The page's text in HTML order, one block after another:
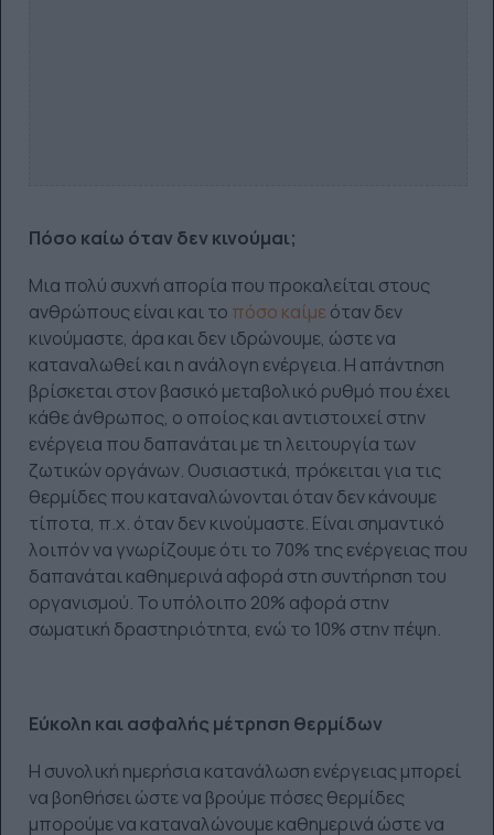
Πόσο καίω όταν δεν κινούμαι;
Μια πολύ συχνή απορία που προκαλείται στους
ανθρώπους είναι και το πόσο καίμεόταν δεν
κινούμαστε, άρα και δεν ιδρώνουμε, ώστε να
καταναλωθεί και η ανάλογη ενέργεια. Η απάντηση
βρίσκεται στον βασικό μεταβολικό ρυθμό που έχει
κάθε άνθρωπος, ο οποίος και αντιστοιχεί στην
ενέργεια που δαπανάται με τη λειτουργία των
ζωτικών οργάνων. Ουσιαστικά, πρόκειται για τις
θερμίδες που καταναλώνονται όταν δεν κάνουμε
τίποτα, π.χ. όταν δεν κινούμαστε. Είναι σημαντικό
λοιπόν να γνωρίζουμε ότι το 70% της ενέργειας που
δαπανάται καθημερινά αφορά στη συντήρηση του
οργανισμού. Το υπόλοιπο 20% αφορά στην
σωματική δραστηριότητα, ενώ το 10% στην πέψη.
Εύκολη και ασφαλής μέτρηση θερμίδων
Η συνολική ημερήσια κατανάλωση ενέργειας μπορεί
να βοηθήσει ώστε να βρούμε πόσες θερμίδες
μπορούμε να καταναλώνουμε καθημερινά ώστε να